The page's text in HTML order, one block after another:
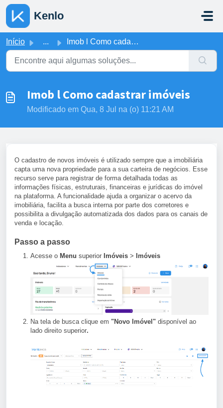
Ir para o conteúdo principal
Kenlo
Início ... Imob l Como cadastrar imóveis
Imob l Como cadastrar imóveis
Modificado em Qua, 8 Jul na (o) 11:21 AM
O cadastro de novos imóveis é utilizado sempre que a imobiliária
capta uma nova propriedade para a sua carteira de negócios. Esse
recurso serve para registrar de forma detalhada todas as
informações físicas, estruturais, financeiras e jurídicas do imóvel
na plataforma. A funcionalidade ajuda a organizar o acervo da
imobiliária, facilita a busca interna por parte dos corretores e
possibilita a divulgação automatizada dos dados para os canais de
venda e locação.
Passo a passo
Acesse o Menu superior Imóveis > Imóveis
Na tela de busca clique em "Novo Imóvel" disponível ao
lado direito superior.